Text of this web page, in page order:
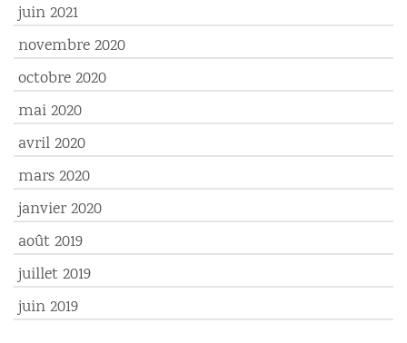
juin 2021
novembre 2020
octobre 2020
mai 2020
avril 2020
mars 2020
janvier 2020
août 2019
juillet 2019
juin 2019